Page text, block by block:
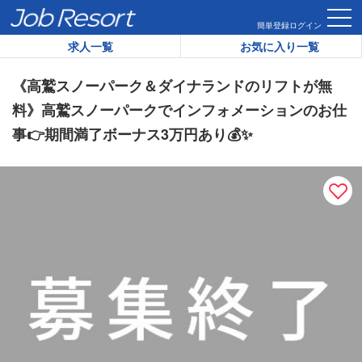
簡単登録ログイン
求人一覧 お気に入り一覧
HOME 求人一覧 《高鷲スノーパーク＆ダイナランドのリフ
リゾートバイト求人番号：
《高鷲スノーパーク＆ダイナランドのリフトが無
料》高鷲スノーパークでインフォメーションのお仕
事👉期間満了ボーナス3万円あり💰✨